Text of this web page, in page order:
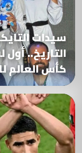
سيدات
التاريخ..
كأس العالم